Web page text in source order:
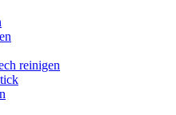
reinigen